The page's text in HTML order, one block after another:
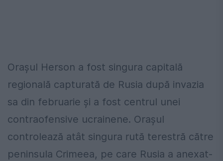
Orașul Herson a fost singura capitală
regională capturată de Rusia după invazia
sa din februarie și a fost centrul unei
contraofensive ucrainene. Orașul
controlează atât singura rută terestră către
peninsula Crimeea, pe care Rusia a anexat-